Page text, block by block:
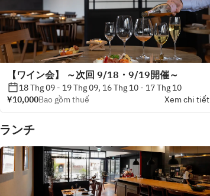
【ワイン会】 ～次回 9/18・9/19開催～
18 Thg 09 - 19 Thg 09, 16 Thg 10 - 17 Thg 10
¥10,000Bao gồm thuế Xem chi tiết
ランチ